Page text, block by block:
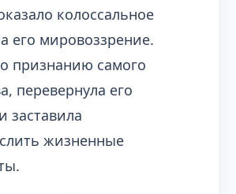
колоссальное
его мировоззрение.
признанию самого
перевернула его
заставила
жизненные